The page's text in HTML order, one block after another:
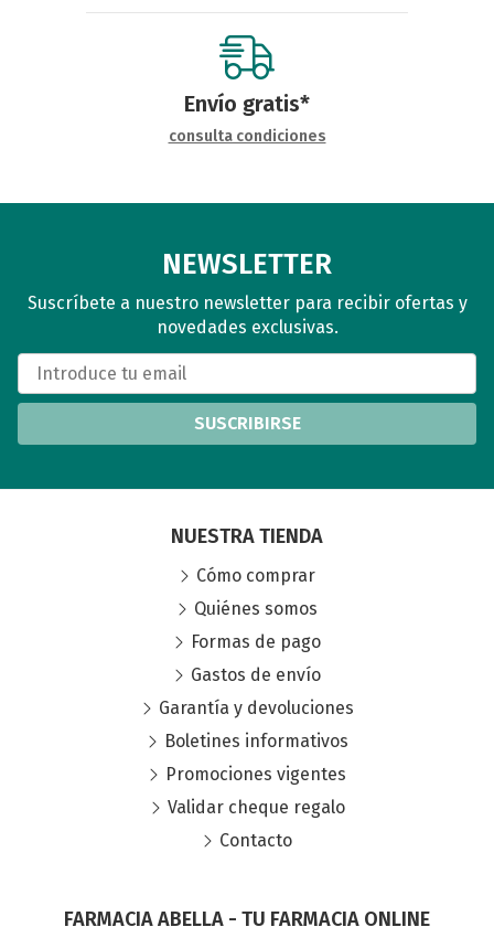
Envío gratis*
consulta condiciones
NEWSLETTER
Suscríbete a nuestro newsletter para recibir ofertas y
novedades exclusivas.
SUSCRIBIRSE
FARMACIA ABELLA - TU FARMACIA ONLINE
NUESTRA TIENDA
Cómo comprar
Quiénes somos
Formas de pago
Gastos de envío
Garantía y devoluciones
Boletines informativos
Promociones vigentes
Validar cheque regalo
Contacto